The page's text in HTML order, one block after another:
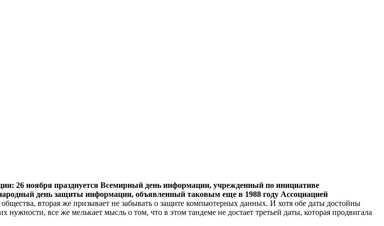
26 ноября празднуется Всемирный день информации, учрежденный по инициативе
день защиты информации, объявленный таковым еще в 1988 году Ассоциацией
вторая же призывает не забывать о защите компьютерных данных. И хотя обе даты достойны
все же мелькает мысль о том, что в этом тандеме не достает третьей даты, которая продвигала